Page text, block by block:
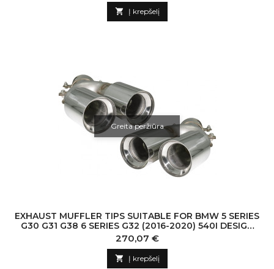
 Į krepšelį
Greita peržiūra
EXHAUST MUFFLER TIPS SUITABLE FOR BMW 5 SERIES
G30 G31 G38 6 SERIES G32 (2016-2020) 540I DESIGN
CHROME
Kaina
270,07 €
 Į krepšelį